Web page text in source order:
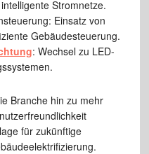
Stromnetze.
Einsatz von
Gebäudesteuerung.
: Wechsel zu LED-
Branche hin zu mehr
für zukünftige